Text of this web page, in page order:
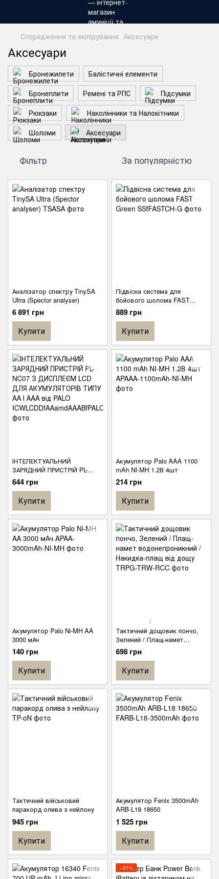
Спорядження та екіпірування Аксесуари
Аксесуари
Бронежилети
Балістичні елементи
Бронеплити
Ремені та РПС
Підсумки
Рюкзаки
Наколінники та Налокітники
Шоломи
Аксесуари
Фільтр За популярністю
Аналізатор спектру TinySA
Ultra (Spector analyser)
6 891 грн
Купити
Підвісна система для
бойового шолома FAST
Green
889 грн
Купити
ІНТЕЛЕКТУАЛЬНИЙ
ЗАРЯДНИЙ ПРИСТРІЙ PL-
NC07 З ДИСПЛЕЄМ LCD ДЛЯ
АКУМУЛЯТОРІВ ТИПУ AA І
AAA від PALO
644 грн
Купити
Акумулятор Palo AAA 1100
mAh NI-MH 1.2В 4шт
214 грн
Купити
Акумулятор Palo Ni-MH AA
3000 мАч
140 грн
Купити
1
Тактичний дощовик пончо,
Зелений / Плащ-намет
водонепроникний / Накидка-
плащ від дощу
698 грн
Купити
Тактичний військовий
паракорд олива з нейлону
945 грн
Купити
Акумулятор Fenix 3500mAh
ARB-L18 18650
1 525 грн
Купити
−31%